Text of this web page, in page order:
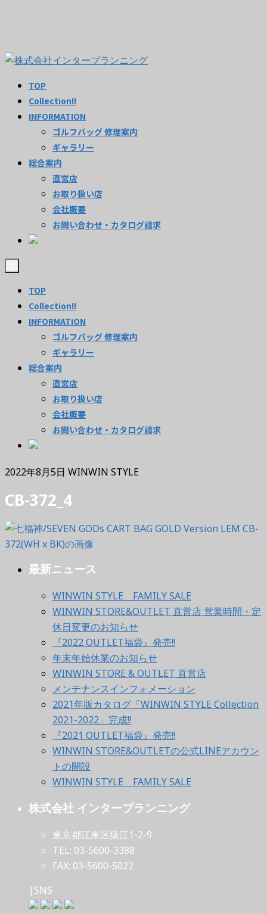
TOP
Collection!!
INFORMATION
ゴルフバッグ 修理案内
ギャラリー
総合案内
直営店
お取り扱い店
会社概要
お問い合わせ・カタログ請求
TOP
Collection!!
INFORMATION
ゴルフバッグ 修理案内
ギャラリー
総合案内
直営店
お取り扱い店
会社概要
お問い合わせ・カタログ請求
2022年8月5日 WINWIN STYLE
CB-372_4
最新ニュース
WINWIN STYLE FAMILY SALE
WINWIN STORE&OUTLET 直営店 営業時間・定
休日変更のお知らせ
『2022 OUTLET福袋』発売!!
年末年始休業のお知らせ
WINWIN STORE & OUTLET 直営店
メンテナンスインフォメーション
2021年版カタログ「WINWIN STYLE Collection
2021-2022」完成!!
『2021 OUTLET福袋』発売!!
WINWIN STORE&OUTLETの公式LINEアカウン
トの開設
WINWIN STYLE FAMILY SALE
株式会社 インタープランニング
東京都江東区猿江1-2-9
TEL: 03-5600-3388
FAX: 03-5600-5022
|SNS